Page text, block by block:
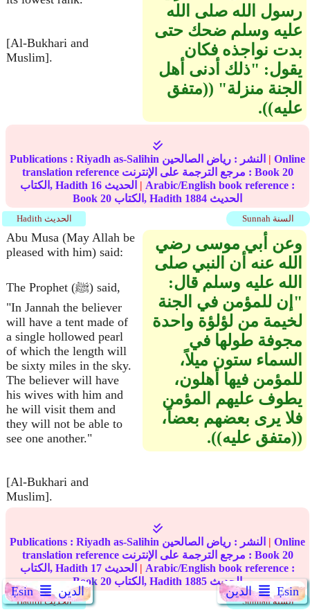
Ẹsin الدين الدين Ẹsin
[Al-Bukhari and
Muslim].
رسول الله صلى الله
عليه وسلم ضحك حتى
بدت نواجذه فكان
يقول‏:‏ ‏"‏ذلك أدنى أهل
الجنة منزلة‏"‏ ‏(‏‏(‏متفق
عليه‏)‏‏)‏‏.‏
Publications : Riyadh as-Salihin النشر : رياض الصالحين | Online
translation reference مرجع الترجمة على الإنترنت : Book 20
الكتاب, Hadith 16 | Arabic/English book reference :
Book 20 الكتاب, Hadith 1884 الحديث
Sunnah السنة Hadith الحديث
Abu Musa (May Allah be
pleased with him) said:
The Prophet (ﷺ) said,
"In Jannah the believer
will have a tent made of
a single hollowed pearl
of which the length will
be sixty miles in the sky.
The believer will have
his wives with him and
he will visit them and
they will not be able to
see one another."
[Al-Bukhari and
Muslim].
وعن أبي موسى رضي
الله عنه أن النبي صلى
الله عليه وسلم قال‏:‏
‏"‏إن للمؤمن في الجنة
لخيمة من لؤلؤة واحدة
مجوفة طولها في
السماء ستون ميلاً،
للمؤمن فيها أهلون،
يطوف عليهم المؤمن
فلا يرى بعضهم بعضاً،
‏(‏‏(‏متفق عليه‏)‏‏)‏‏.‏
Publications : Riyadh as-Salihin النشر : رياض الصالحين | Online
translation reference مرجع الترجمة على الإنترنت : Book 20
الكتاب, Hadith 17 | Arabic/English book reference :
Book 20 الكتاب, Hadith 1885 الحديث
Sunnah السنة Hadith الحديث